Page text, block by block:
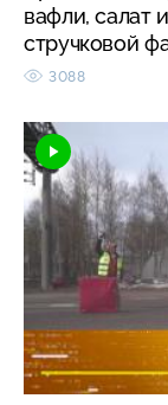
вафли, салат
стручковой
3088